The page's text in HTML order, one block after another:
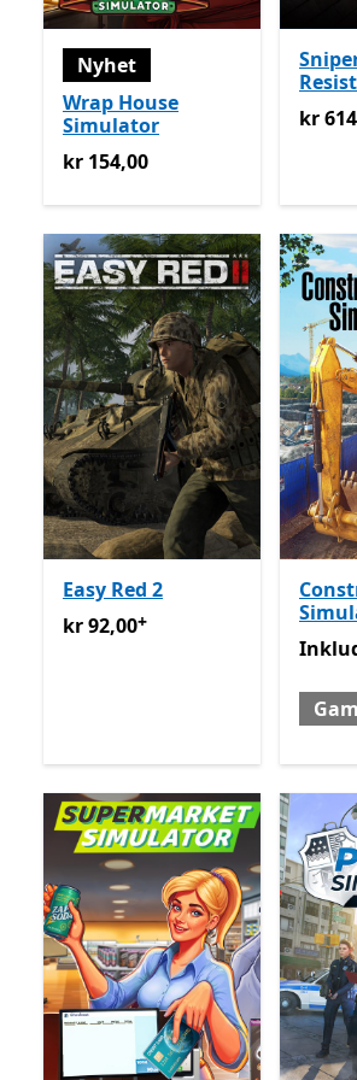
Nyhet
Wrap House
Simulator
kr 154,00
kr 154,00
kr
kr
Easy Red 2
kr 92,00Tilbyr kjøp i appen
kr 92,00+